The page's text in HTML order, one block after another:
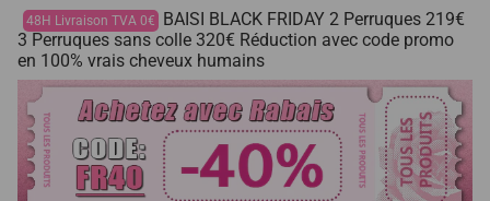
48H Livraison TVA 0€
BAISI BLACK FRIDAY 2 Perruques 219€
3 Perruques sans colle 320€ Réduction avec code promo
en 100% vrais cheveux humains